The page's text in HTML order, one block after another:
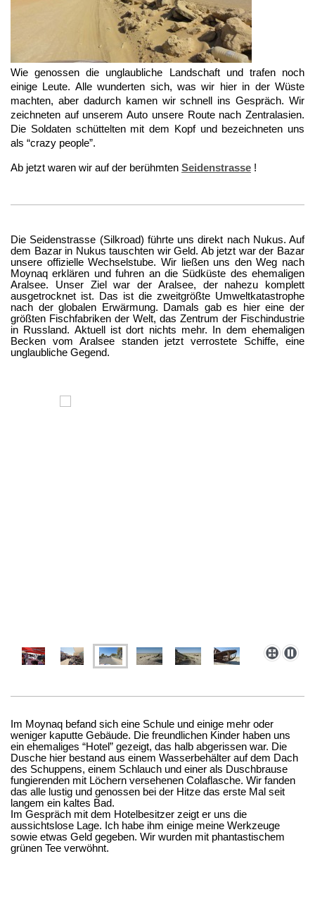
Wie genossen die unglaubliche Landschaft und trafen noch
einige Leute. Alle wunderten sich, was wir hier in der Wüste
machten, aber dadurch kamen wir schnell ins Gespräch. Wir
zeichneten auf unserem Auto unsere Route nach Zentralasien.
Die Soldaten schüttelten mit dem Kopf und bezeichneten uns
als “crazy people”.
Ab jetzt waren wir auf der berühmten Seidenstrasse !
Die Seidenstrasse (Silkroad) führte uns direkt nach Nukus. Auf
dem Bazar in Nukus tauschten wir Geld. Ab jetzt war der Bazar
unsere offizielle Wechselstube. Wir ließen uns den Weg nach
Moynaq erklären und fuhren an die Südküste des ehemaligen
Aralsee. Unser Ziel war der Aralsee, der nahezu komplett
ausgetrocknet ist. Das ist die zweitgrößte Umweltkatastrophe
nach der globalen Erwärmung. Damals gab es hier eine der
größten Fischfabriken der Welt, das Zentrum der Fischindustrie
in Russland. Aktuell ist dort nichts mehr. In dem ehemaligen
Becken vom Aralsee standen jetzt verrostete Schiffe, eine
unglaubliche Gegend.
Im Moynaq befand sich eine Schule und einige mehr oder
weniger kaputte Gebäude. Die freundlichen Kinder haben uns
ein ehemaliges “Hotel” gezeigt, das halb abgerissen war. Die
Dusche hier bestand aus einem Wasserbehälter auf dem Dach
des Schuppens, einem Schlauch und einer als Duschbrause
fungierenden mit Löchern versehenen Colaflasche. Wir fanden
das alle lustig und genossen bei der Hitze das erste Mal seit
langem ein kaltes Bad.
Im Gespräch mit dem Hotelbesitzer zeigt er uns die
aussichtslose Lage. Ich habe ihm einige meine Werkzeuge
sowie etwas Geld gegeben. Wir wurden mit phantastischem
grünen Tee verwöhnt.